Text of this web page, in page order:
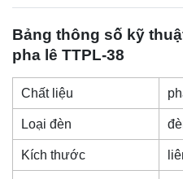
Bảng thông số kỹ
pha lê TTPL-38
Chất liệu
Loại đèn
Kích thước